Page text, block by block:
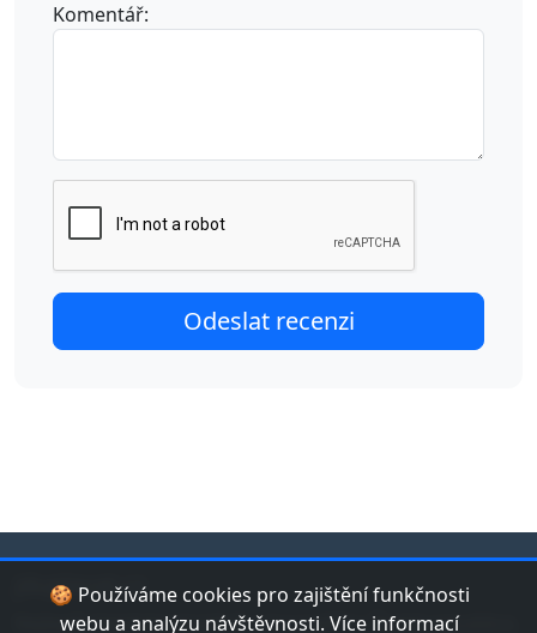
Komentář:
🍪 Používáme cookies pro zajištění funkčnosti
webu a analýzu návštěvnosti. Více informací
jduplavat.cz
Nejlepší databáze bazénů a koupališť v České republice.